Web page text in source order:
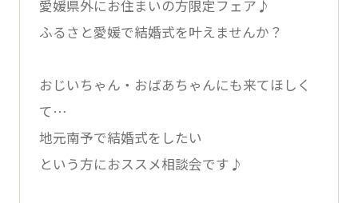
愛媛県外にお住まいの方限定フェア♪
ふるさと愛媛で結婚式を叶えませんか？
おじいちゃん・おばあちゃんにも来てほしく
て…
地元南予で結婚式をしたい
という方におススメ相談会です♪